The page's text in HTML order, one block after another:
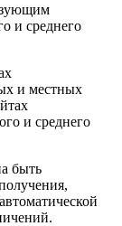
и среднего
и местных
и среднего
быть